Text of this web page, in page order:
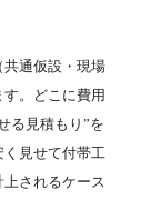
共通仮設・現場
。どこに費用
る見積もり”を
見せて付帯工
されるケース